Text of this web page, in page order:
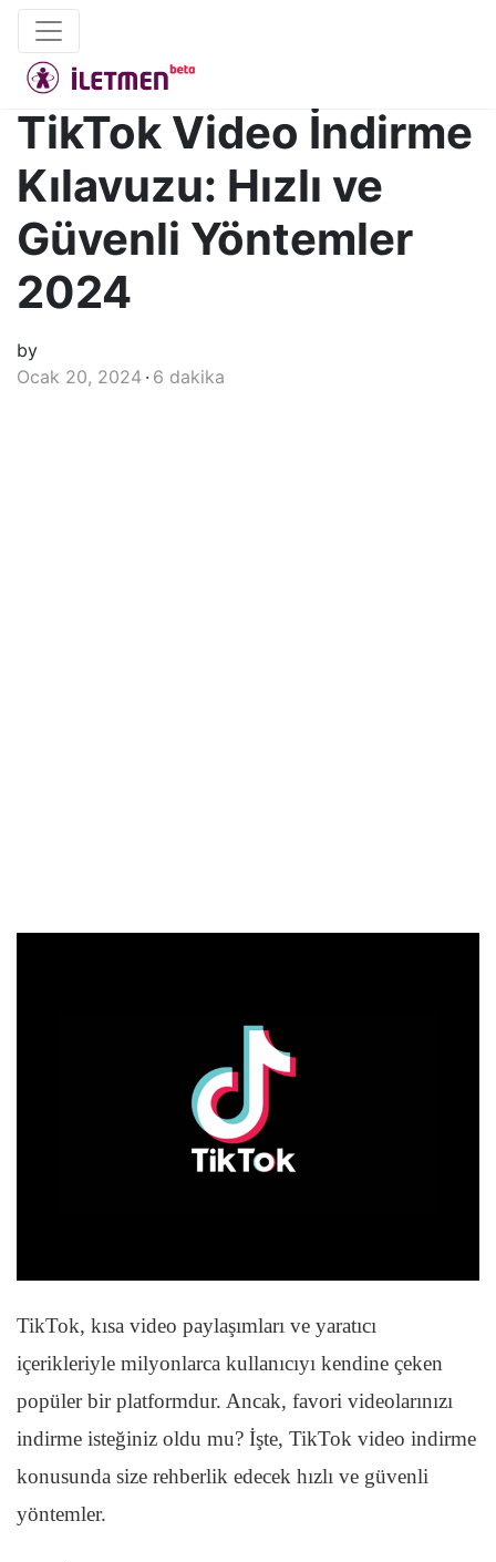
TikTok Video İndirme
Kılavuzu: Hızlı ve
Güvenli Yöntemler
2024
by
Ocak 20, 2024 6 dakika
TikTok, kısa video paylaşımları ve yaratıcı
içerikleriyle milyonlarca kullanıcıyı kendine çeken
popüler bir platformdur. Ancak, favori videolarınızı
indirme isteğiniz oldu mu? İşte, TikTok video indirme
konusunda size rehberlik edecek hızlı ve güvenli
yöntemler.